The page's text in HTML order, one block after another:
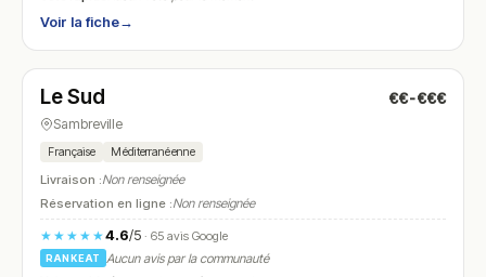
Voir la fiche→
N° 17
Le Sud €€-€€€
Sambreville
Française Méditerranéenne
Livraison :Non renseignée
Réservation en ligne :Non renseignée
★★★★★4.6/5· 65 avis Google
RANKEAT
Aucun avis par la communauté